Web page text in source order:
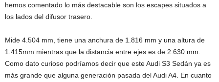
hemos comentado lo más destacable son los escapes situados a
los lados del difusor trasero.
Mide 4.504 mm, tiene una anchura de 1.816 mm y una altura de
1.415mm mientras que la distancia entre ejes es de 2.630 mm.
Como dato curioso podríamos decir que este Audi S3 Sedán ya es
más grande que alguna generación pasada del Audi A4. En cuanto